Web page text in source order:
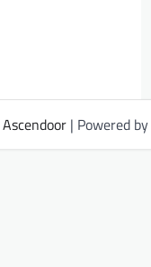
Ascendoor| Powered by